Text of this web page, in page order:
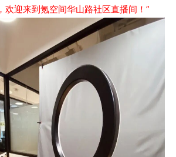
欢迎来到氪空间华山路社区直播间！”